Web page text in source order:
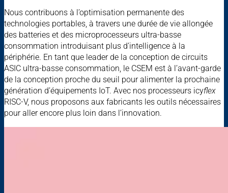
Nous contribuons à l’optimisation permanente des
technologies portables, à travers une durée de vie allongée
des batteries et des microprocesseurs ultra-basse
consommation introduisant plus d’intelligence à la
périphérie. En tant que leader de la conception de circuits
ASIC ultra-basse consommation, le CSEM est à l’avant-garde
de la conception proche du seuil pour alimenter la prochaine
génération d’équipements IoT. Avec nos processeurs icyflex
RISC-V, nous proposons aux fabricants les outils nécessaires
pour aller encore plus loin dans l’innovation.